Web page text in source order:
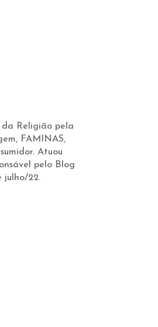
Religião pela
FAMINAS,
Atuou
pelo Blog
julho/22.